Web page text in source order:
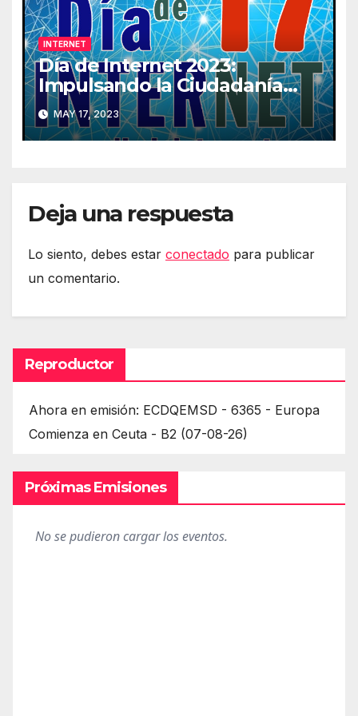
INTERNET
Día de Internet 2023:
Impulsando la Ciudadanía
Digital
MAY 17, 2023
Deja una respuesta
Lo siento, debes estar conectado para publicar
un comentario.
Reproductor
Ahora en emisión: ECDQEMSD - 6365 - Europa
Comienza en Ceuta - B2 (07-08-26)
Próximas Emisiones